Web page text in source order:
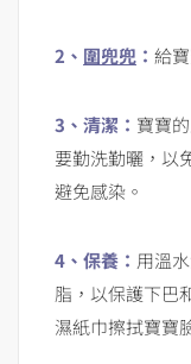
2 、 圍兜兜 ： 給
3 、清潔： 寶寶
要勤洗勤曬，以
避免感染。
4 、保養： 用溫
脂，以保護下巴
濕紙巾擦拭寶寶